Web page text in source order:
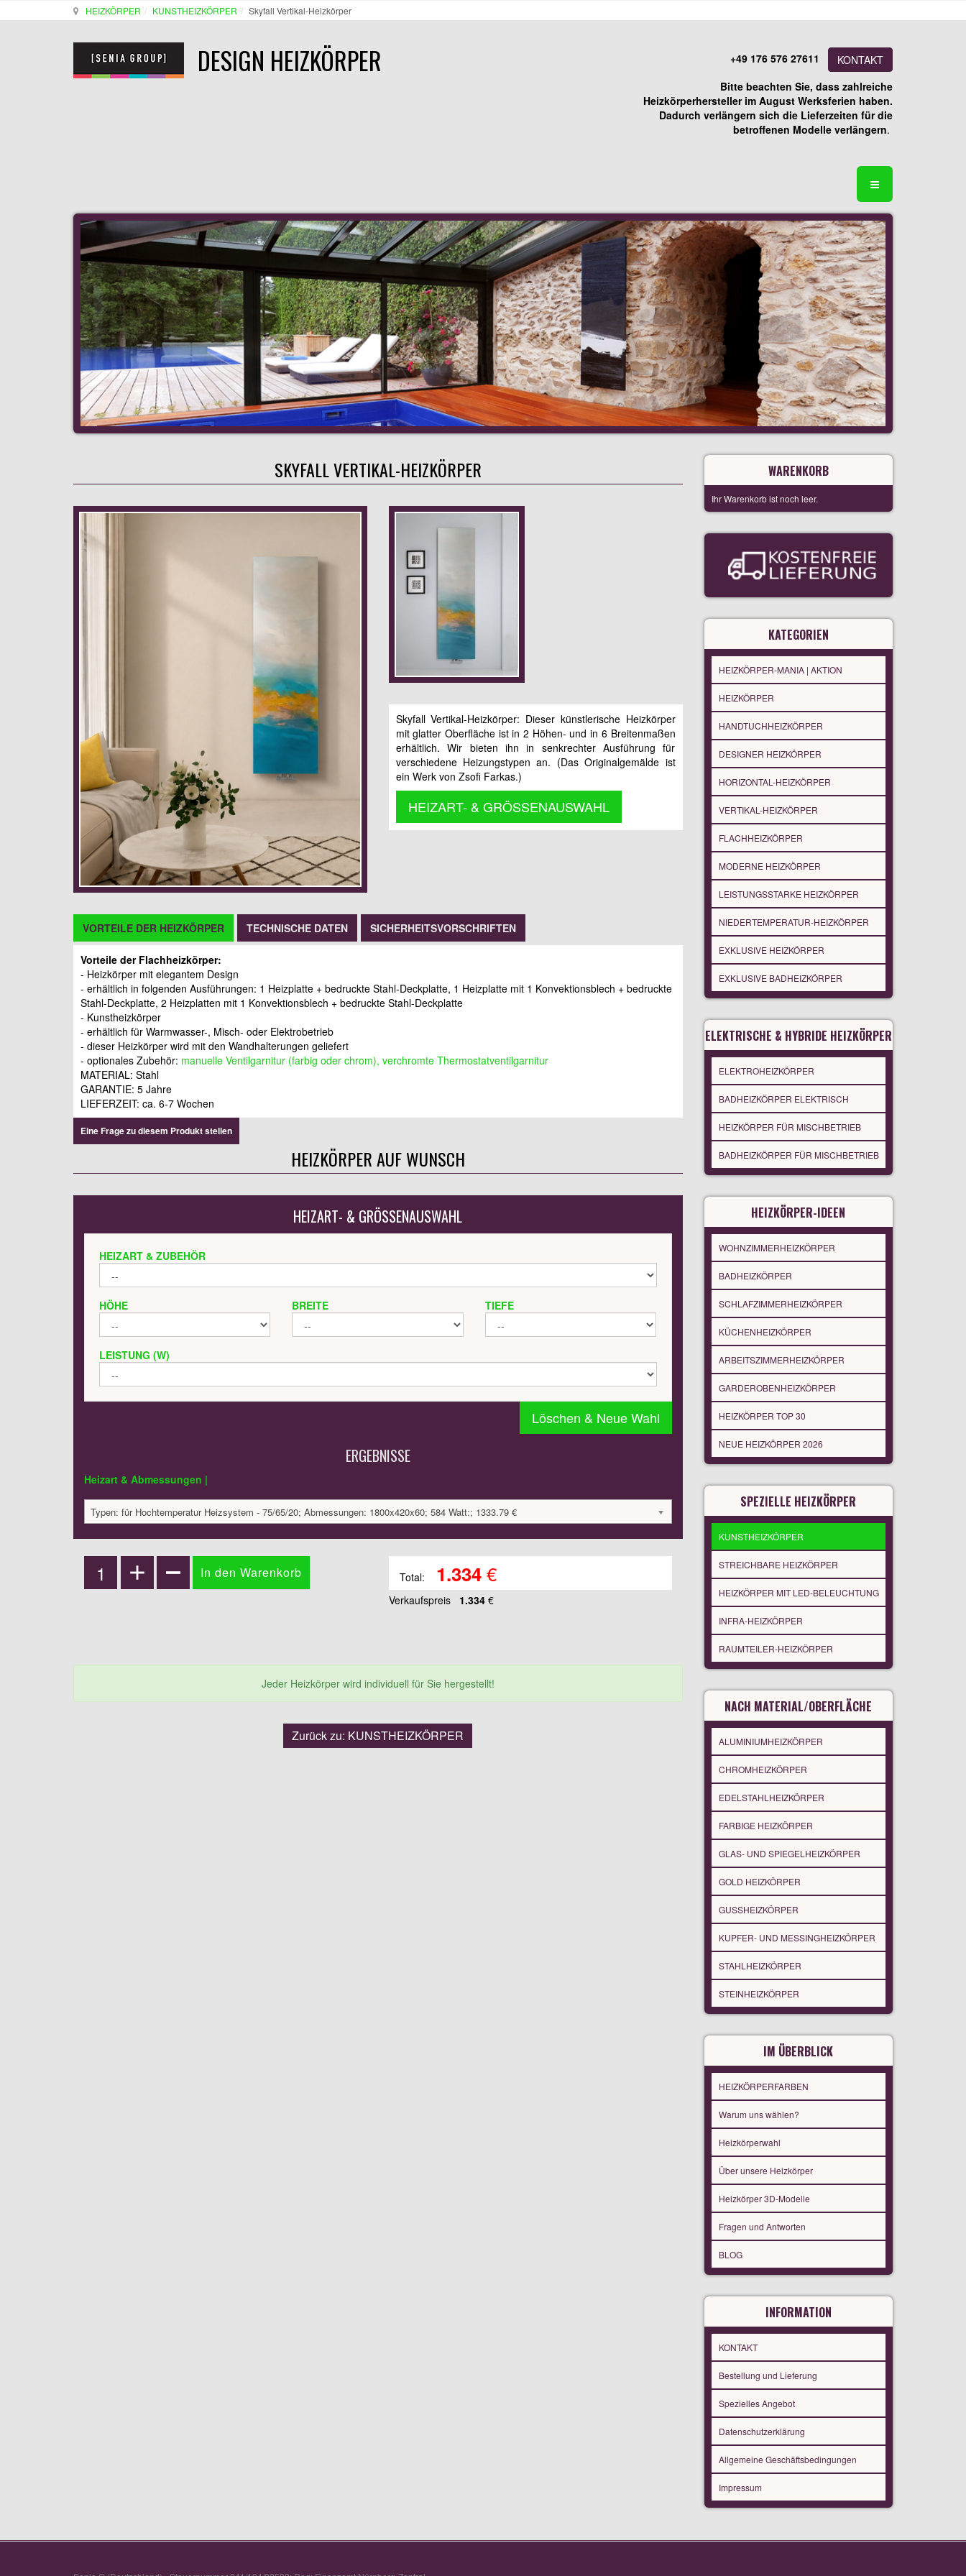
HEIZKÖRPER KUNSTHEIZKÖRPER Skyfall Vertikal-Heizkörper
DESIGN HEIZKÖRPER +49 176 576 27611
KONTAKT
Bitte beachten Sie, dass zahlreiche
Heizkörperhersteller im August Werksferien haben.
Dadurch verlängern sich die Lieferzeiten für die
betroffenen Modelle verlängern.
SKYFALL VERTIKAL-HEIZKÖRPER
Skyfall Vertikal-Heizkörper: Dieser künstlerische Heizkörper
mit glatter Oberfläche ist in 2 Höhen- und in 6 Breitenmaßen
erhältlich. Wir bieten ihn in senkrechter Ausführung für
verschiedene Heizungstypen an. (Das Originalgemälde ist
ein Werk von Zsofi Farkas.)
HEIZART- & GRÖSSENAUSWAHL
VORTEILE DER HEIZKÖRPER TECHNISCHE DATEN SICHERHEITSVORSCHRIFTEN
Vorteile der Flachheizkörper:
- Heizkörper mit elegantem Design
- erhältlich in folgenden Ausführungen: 1 Heizplatte + bedruckte Stahl-Deckplatte, 1 Heizplatte mit 1 Konvektionsblech + bedruckte
Stahl-Deckplatte, 2 Heizplatten mit 1 Konvektionsblech + bedruckte Stahl-Deckplatte
- Kunstheizkörper
- erhältlich für Warmwasser-, Misch- oder Elektrobetrieb
- dieser Heizkörper wird mit den Wandhalterungen geliefert
- optionales Zubehör: manuelle Ventilgarnitur (farbig oder chrom), verchromte Thermostatventilgarnitur
MATERIAL: Stahl
GARANTIE: 5 Jahre
LIEFERZEIT: ca. 6-7 Wochen
Eine Frage zu diesem Produkt stellen
HEIZKÖRPER AUF WUNSCH
HEIZART- & GRÖSSENAUSWAHL
HEIZART & ZUBEHÖR
HÖHE BREITE TIEFE
LEISTUNG (W)
Löschen & Neue Wahl
ERGEBNISSE
Heizart & Abmessungen |
Typen: für Hochtemperatur Heizsystem - 75/65/20; Abmessungen: 1800x420x60; 584 Watt:; 1333.79 €
Total: 1.334€
Verkaufspreis 1.334€
Jeder Heizkörper wird individuell für Sie hergestellt!
Zurück zu: KUNSTHEIZKÖRPER
WARENKORB
Ihr Warenkorb ist noch leer.
KATEGORIEN
HEIZKÖRPER-MANIA | AKTION
HEIZKÖRPER
HANDTUCHHEIZKÖRPER
DESIGNER HEIZKÖRPER
HORIZONTAL-HEIZKÖRPER
VERTIKAL-HEIZKÖRPER
FLACHHEIZKÖRPER
MODERNE HEIZKÖRPER
LEISTUNGSSTARKE HEIZKÖRPER
NIEDERTEMPERATUR-HEIZKÖRPER
EXKLUSIVE HEIZKÖRPER
EXKLUSIVE BADHEIZKÖRPER
ELEKTRISCHE & HYBRIDE HEIZKÖRPER
ELEKTROHEIZKÖRPER
BADHEIZKÖRPER ELEKTRISCH
HEIZKÖRPER FÜR MISCHBETRIEB
BADHEIZKÖRPER FÜR MISCHBETRIEB
HEIZKÖRPER-IDEEN
WOHNZIMMERHEIZKÖRPER
BADHEIZKÖRPER
SCHLAFZIMMERHEIZKÖRPER
KÜCHENHEIZKÖRPER
ARBEITSZIMMERHEIZKÖRPER
GARDEROBENHEIZKÖRPER
HEIZKÖRPER TOP 30
NEUE HEIZKÖRPER 2026
SPEZIELLE HEIZKÖRPER
KUNSTHEIZKÖRPER
STREICHBARE HEIZKÖRPER
HEIZKÖRPER MIT LED-BELEUCHTUNG
INFRA-HEIZKÖRPER
RAUMTEILER-HEIZKÖRPER
NACH MATERIAL/OBERFLÄCHE
ALUMINIUMHEIZKÖRPER
CHROMHEIZKÖRPER
EDELSTAHLHEIZKÖRPER
FARBIGE HEIZKÖRPER
GLAS- UND SPIEGELHEIZKÖRPER
GOLD HEIZKÖRPER
GUSSHEIZKÖRPER
KUPFER- UND MESSINGHEIZKÖRPER
STAHLHEIZKÖRPER
STEINHEIZKÖRPER
IM ÜBERBLICK
HEIZKÖRPERFARBEN
Warum uns wählen?
Heizkörperwahl
Über unsere Heizkörper
Heizkörper 3D-Modelle
Fragen und Antworten
BLOG
INFORMATION
KONTAKT
Bestellung und Lieferung
Spezielles Angebot
Datenschutzerklärung
Allgemeine Geschäftsbedingungen
Impressum